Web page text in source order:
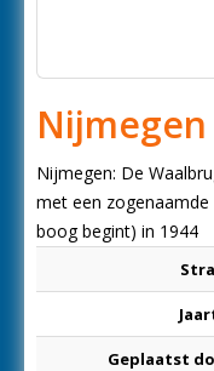
Nijmegen
Nijmegen: De
met een
boog begint) in 1944
Geplaatst